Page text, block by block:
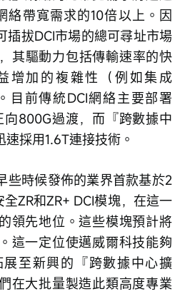
絡帶寬需求的10倍以上。因
插拔DCI市場的總可尋址市場
其驅動力包括傳輸速率的快
增加的複雜性（例如集成
目前傳統DCI網絡主要部署
800G過渡，而『跨數據中
採用1.6T連接技術。
些時候發佈的業界首款基於2
ZR和ZR+ DCI模塊，在這一
領先地位。這些模塊預計將
這一定位使邁威爾科技能夠
至新興的『跨數據中心擴
在大批量製造此類高度專業